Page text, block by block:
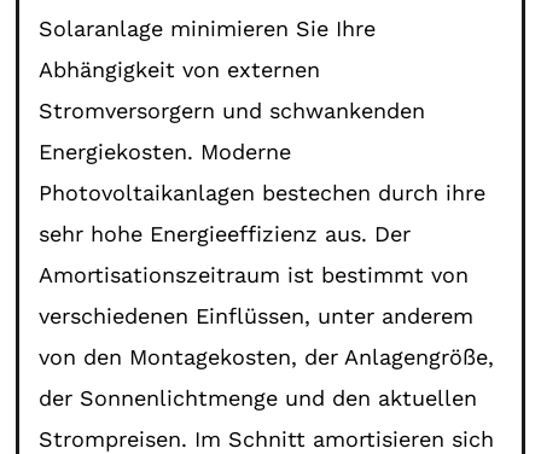
Solaranlage minimieren Sie Ihre
Abhängigkeit von externen
Stromversorgern und schwankenden
Energiekosten. Moderne
Photovoltaikanlagen bestechen durch ihre
sehr hohe Energieeffizienz aus. Der
Amortisationszeitraum ist bestimmt von
verschiedenen Einflüssen, unter anderem
von den Montagekosten, der Anlagengröße,
der Sonnenlichtmenge und den aktuellen
Strompreisen. Im Schnitt amortisieren sich